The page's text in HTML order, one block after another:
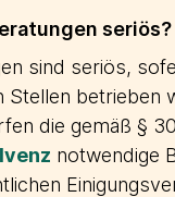
seriös?
sind seriös,
Stellen betrieben
die gemäß §
notwendige